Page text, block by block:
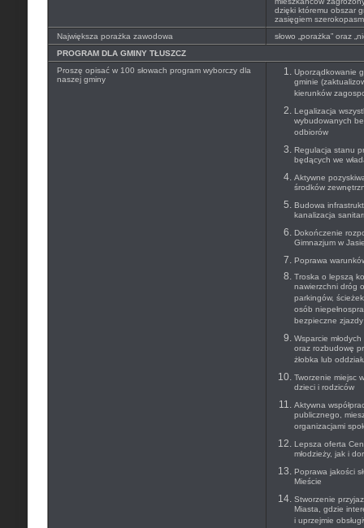
dzięki któremu obszar
zasięgiem
Największa porażka zawodowa
słowo „porażka” oraz
PROGRAM DLA GMINY TŁUSZCZ
Proszę opisać w 100 słowach program wyborczy dla
naszej gminy
Uporządkowanie
gminie
kierunków
Legalizacja
wybudowanych
odbiorów
Regulacja stanu
będących we
Aktywne
środków
Budowa
kanalizacja
Dokończenie
Gimnazjum w
Poprawa
Troska o lepszą
nawierzchni dróg
parkingów,
osób
bezpieczne
Wsparcie
oraz rozbudowę
żłobka lub
Tworzenie miejsc
dzieci i rodziców
Aktywna
publicznego,
organizacjami
Lepsza oferta
młodzieży, jak i
Poprawa jakości
Mieście
Stworzenie
Miasta, gdzie
i uprzejmie